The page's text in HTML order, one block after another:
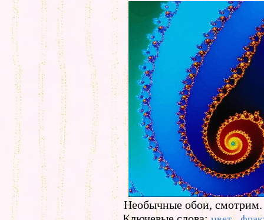
Необычные обои, смотрим.